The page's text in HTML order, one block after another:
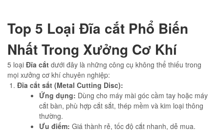
Top 5 Loại Đĩa cắt Phổ Biến
Nhất Trong Xưởng Cơ Khí
5 loại Đĩa cắt dưới đây là những công cụ không thể thiếu trong
mọi xưởng cơ khí chuyên nghiệp:
Đĩa cắt sắt (Metal Cutting Disc):
Ứng dụng: Dùng cho máy mài góc cầm tay hoặc máy
cắt bàn, phù hợp cắt sắt, thép mềm và kim loại thông
thường.
Ưu điểm: Giá thành rẻ, tốc độ cắt nhanh, dễ mua.